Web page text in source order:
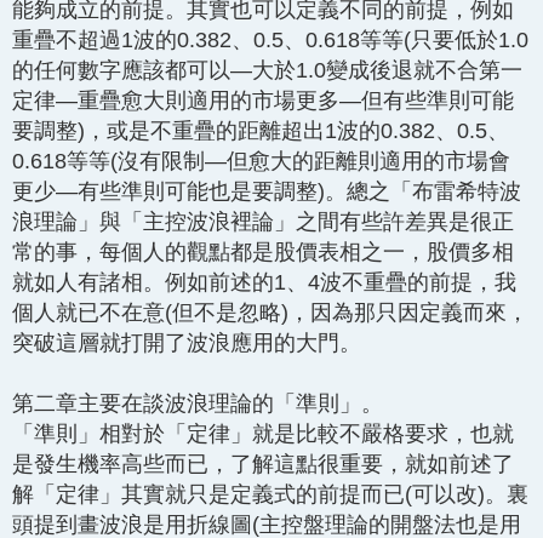
能夠成立的前提。其實也可以定義不同的前提，例如
重疊不超過1波的0.382、0.5、0.618等等(只要低於1.0
的任何數字應該都可以—大於1.0變成後退就不合第一
定律—重疊愈大則適用的市場更多—但有些準則可能
要調整)，或是不重疊的距離超出1波的0.382、0.5、
0.618等等(沒有限制—但愈大的距離則適用的市場會
更少—有些準則可能也是要調整)。總之「布雷希特波
浪理論」與「主控波浪裡論」之間有些許差異是很正
常的事，每個人的觀點都是股價表相之一，股價多相
就如人有諸相。例如前述的1、4波不重疊的前提，我
個人就已不在意(但不是忽略)，因為那只因定義而來，
突破這層就打開了波浪應用的大門。
第二章主要在談波浪理論的「準則」。
「準則」相對於「定律」就是比較不嚴格要求，也就
是發生機率高些而已，了解這點很重要，就如前述了
解「定律」其實就只是定義式的前提而已(可以改)。裏
頭提到畫波浪是用折線圖(主控盤理論的開盤法也是用